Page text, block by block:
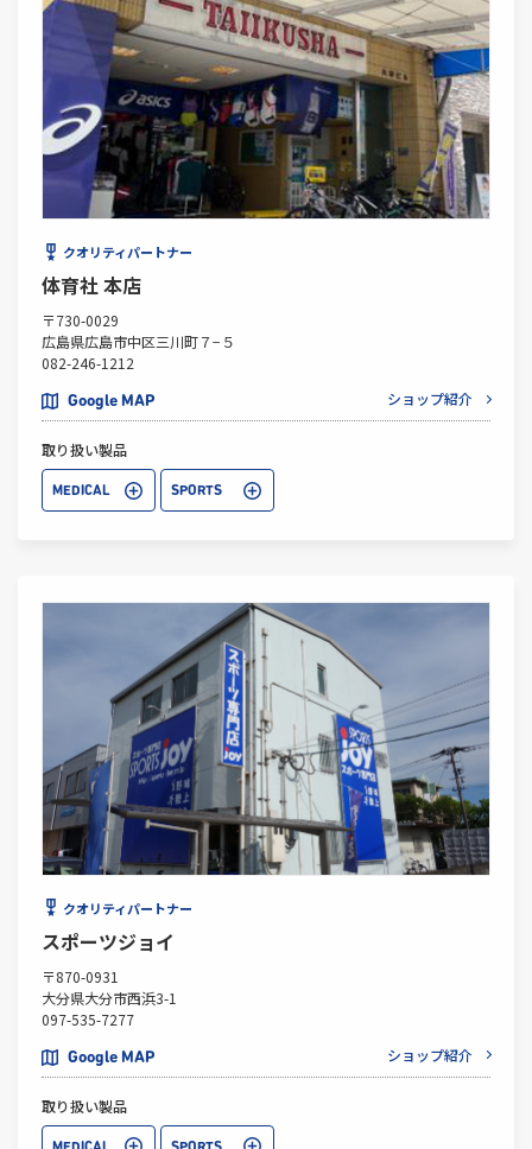
クオリティパートナー
体育社 本店
〒730-0029
広島県広島市中区三川町７−５
082-246-1212
Google MAP ショップ紹介
取り扱い製品
MEDICAL SPORTS
クオリティパートナー
スポーツジョイ
〒870-0931
大分県大分市西浜3-1
097-535-7277
Google MAP ショップ紹介
取り扱い製品